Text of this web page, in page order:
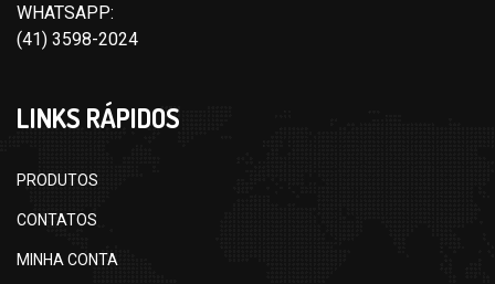
WHATSAPP:
(41) 3598-2024
LINKS RÁPIDOS
PRODUTOS
CONTATOS
MINHA CONTA